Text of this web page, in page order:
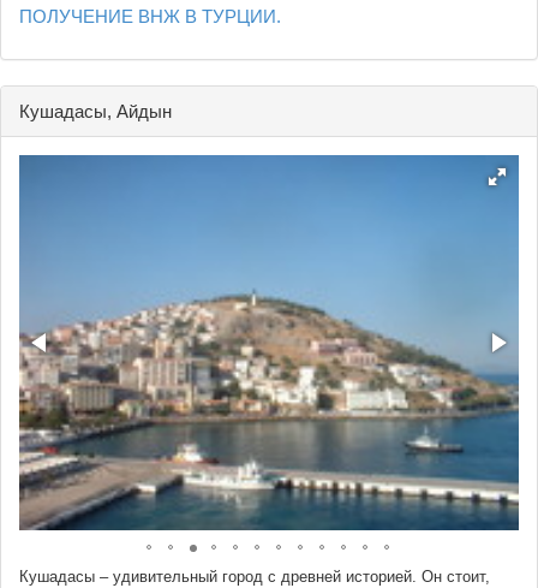
ПОЛУЧЕНИЕ ВНЖ В ТУРЦИИ.
Кушадасы, Айдын
Кушадасы – удивительный город с древней историей. Он стоит,